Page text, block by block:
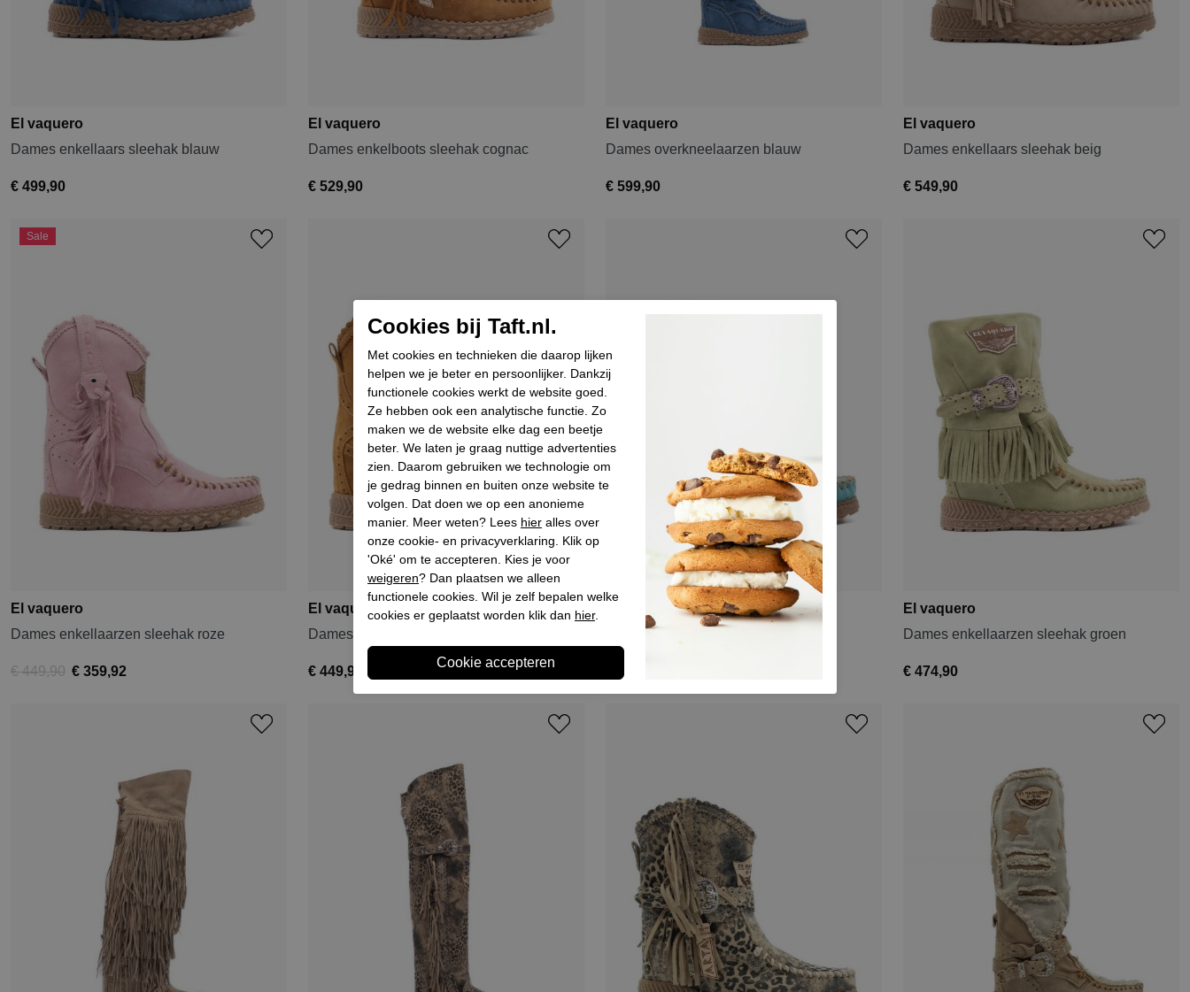
El vaquero
Dames enkellaars sleehak blauw
€ 499,90
El vaquero
Dames enkelboots sleehak cognac
€ 529,90
El vaquero
Dames overkneelaarzen blauw
€ 599,90
El vaquero
Dames enkellaars sleehak beig
€ 549,90
Sale
El vaquero
Dames enkellaarzen sleehak roze
€ 449,90 € 359,92
El vaquero
Dames enkellaars sleehak bruin
€ 449,90
El vaquero
Dames enkellaarzen sleehak blauw
El vaquero
Dames enkellaarzen sleehak groen
€ 474,90
Cookies bij Taft.nl.
Met cookies en technieken die daarop lijken
helpen we je beter en persoonlijker. Dankzij
functionele cookies werkt de website goed.
Ze hebben ook een analytische functie. Zo
maken we de website elke dag een beetje
beter. We laten je graag nuttige advertenties
zien. Daarom gebruiken we technologie om
je gedrag binnen en buiten onze website te
volgen. Dat doen we op een anonieme
manier. Meer weten? Lees hier alles over
onze cookie- en privacyverklaring. Klik op
'Oké' om te accepteren. Kies je voor
weigeren? Dan plaatsen we alleen
functionele cookies. Wil je zelf bepalen welke
cookies er geplaatst worden klik dan hier.